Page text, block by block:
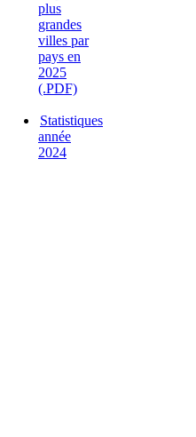
plus
grandes
villes par
pays en
2025
(.PDF)
Statistiques
année
2024